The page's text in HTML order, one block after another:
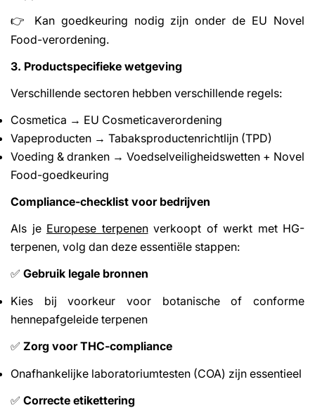
👉
Kan goedkeuring nodig zijn onder de EU Novel
Food-verordening.
3. Productspecifieke wetgeving
Verschillende sectoren hebben verschillende regels:
Cosmetica → EU Cosmeticaverordening
Vapeproducten → Tabaksproductenrichtlijn (TPD)
Voeding & dranken → Voedselveiligheidswetten + Novel
Food-goedkeuring
Compliance-checklist voor bedrijven
Als je Europese terpenenverkoopt of werkt met HG-
terpenen, volg dan deze essentiële stappen:
✅ Gebruik legale bronnen
Kies bij voorkeur voor botanische of conforme
hennepafgeleide terpenen
✅ Zorg voor THC-compliance
Onafhankelijke laboratoriumtesten (COA) zijn essentieel
✅ Correcte etikettering